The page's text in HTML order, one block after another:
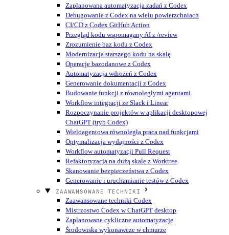
Zaplanowana automatyzacja zadań z Codex
Debugowanie z Codex na wielu powierzchniach
CI/CD z Codex GitHub Action
Przegląd kodu wspomagany AI z /review
Zrozumienie baz kodu z Codex
Modernizacja starszego kodu na skalę
Operacje bazodanowe z Codex
Automatyzacja wdrożeń z Codex
Generowanie dokumentacji z Codex
Budowanie funkcji z równoległymi agentami
Workflow integracji ze Slack i Linear
Rozpoczynanie projektów w aplikacji desktopowej
ChatGPT (tryb Codex)
Wieloagentowa równoległa praca nad funkcjami
Optymalizacja wydajności z Codex
Workflow automatyzacji Pull Request
Refaktoryzacja na dużą skalę z Worktree
Skanowanie bezpieczeństwa z Codex
Generowanie i uruchamianie testów z Codex
ZAAWANSOWANE TECHNIKI
Zaawansowane techniki Codex
Mistrzostwo Codex w ChatGPT desktop
Zaplanowane cykliczne automatyzacje
Środowiska wykonawcze w chmurze